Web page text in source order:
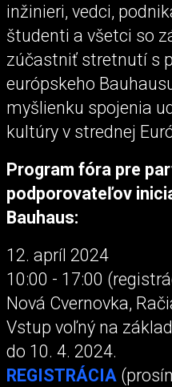
inžinieri, vedci,
študenti a všetci so
zúčastniť stretnutí s
európskeho
myšlienku spojenia
kultúry v strednej
Program fóra pre
podporovateľov
Bauhaus:
12. apríl 2024
10:00 - 17:00
Nová Cvernovka,
Vstup voľný na
do 10. 4. 2024.
REGISTRÁCIA